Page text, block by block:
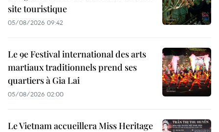
site touristique
05/08/2026 09:42
Le 9e Festival international des arts
martiaux traditionnels prend ses
quartiers à Gia Lai
05/08/2026 02:00
Le Vietnam accueillera Miss Heritage